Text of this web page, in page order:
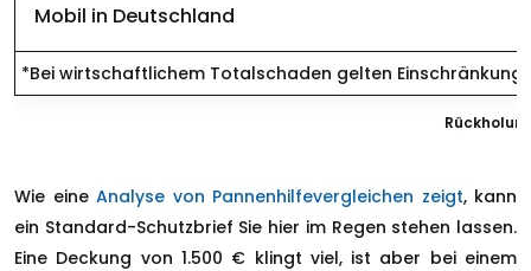
Mobil in Deutschland
*Bei wirtschaftlichem Totalschaden gelten
Wie eine Analyse von Pannenhilfevergleichen zeigt, kann
ein Standard-Schutzbrief Sie hier im Regen stehen lassen.
Eine Deckung von 1.500 € klingt viel, ist aber bei einem